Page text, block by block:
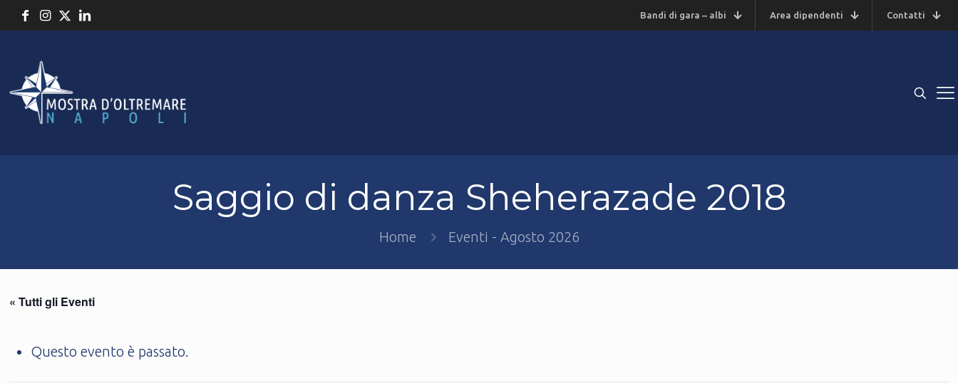
Bandi di gara – albi Area dipendenti Contatti
Saggio di danza Sheherazade 2018
Home Eventi - Agosto 2026
« Tutti gli Eventi
Questo evento è passato.